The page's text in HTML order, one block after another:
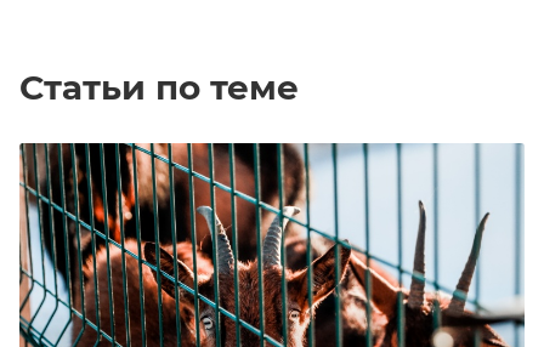
Статьи по теме